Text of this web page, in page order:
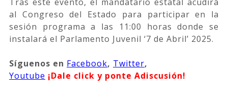
al Congreso del Estado para participar en la
sesión programa a las 11:00 horas donde se
instalará el Parlamento Juvenil ‘7 de Abril’ 2025.
Síguenos en Facebook, Twitter,
Youtube ¡Dale click y ponte Adiscusión!